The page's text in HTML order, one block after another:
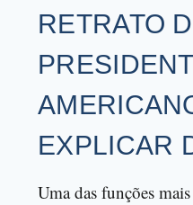
RETRATO
EXPLICAR
Uma das funções